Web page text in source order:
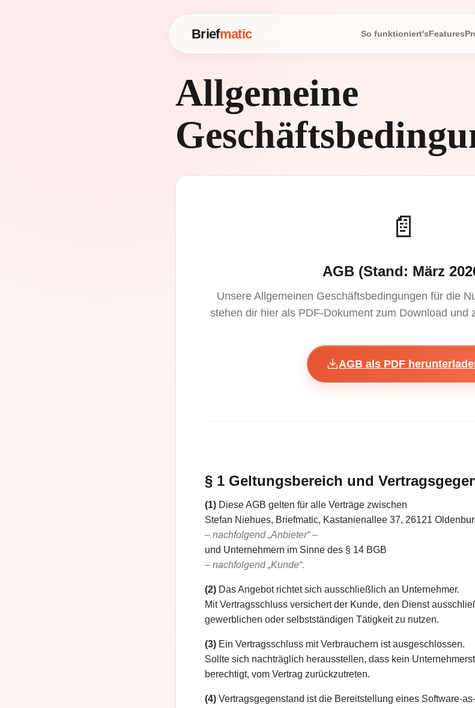
Briefmatic So funktioniert'sFeatures
Allgemeine
📄
AGB (Stand: März
Unsere Allgemeinen Geschäftsbedingungen für die
stehen dir hier als PDF-Dokument zum Download und
AGB als PDF
§ 1 Geltungsbereich und
(1) Diese AGB gelten für alle Verträge zwischen
Stefan Niehues, Briefmatic, Kastanienallee 37, 26121
– nachfolgend „Anbieter“ –
und Unternehmern im Sinne des § 14 BGB
– nachfolgend „Kunde“.
(2) Das Angebot richtet sich ausschließlich an Unternehmer.
Mit Vertragsschluss versichert der Kunde, den Dienst
gewerblichen oder selbstständigen Tätigkeit zu nutzen.
(3) Ein Vertragsschluss mit Verbrauchern ist ausgeschlossen.
Sollte sich nachträglich herausstellen, dass kein
berechtigt, vom Vertrag zurückzutreten.
(4) Vertragsgegenstand ist die Bereitstellung eines Software-